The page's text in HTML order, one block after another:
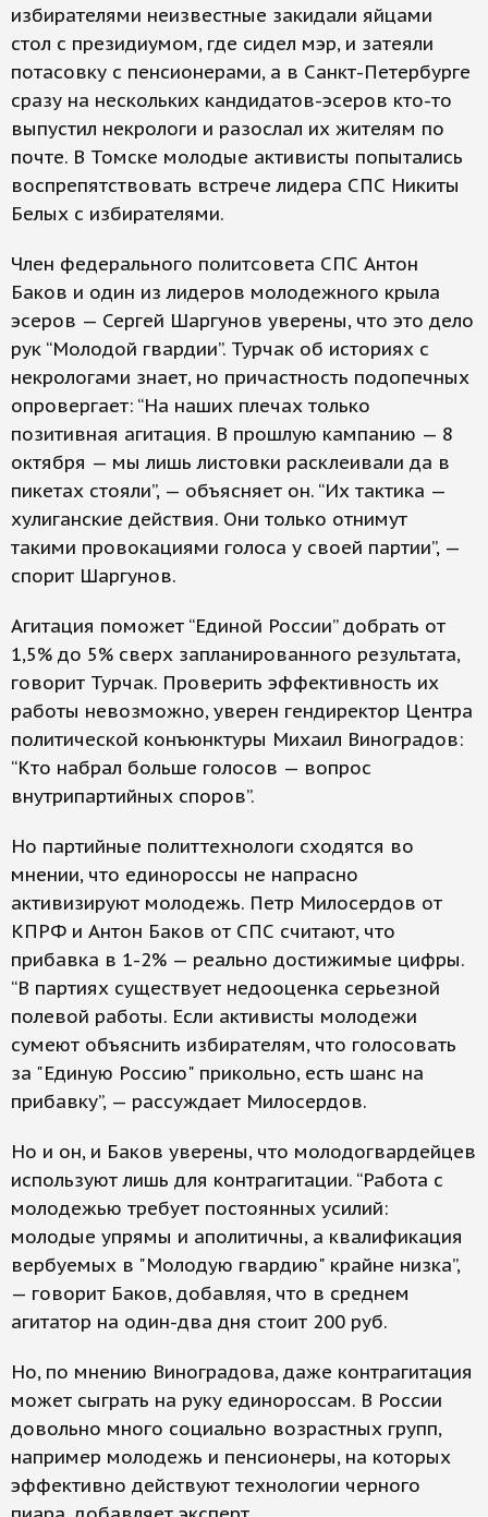
избирателями неизвестные закидали яйцами
стол с президиумом, где сидел мэр, и затеяли
потасовку с пенсионерами, а в Санкт-Петербурге
сразу на нескольких кандидатов-эсеров кто-то
выпустил некрологи и разослал их жителям по
почте. В Томске молодые активисты попытались
воспрепятствовать встрече лидера СПС Никиты
Белых с избирателями.
Член федерального политсовета СПС Антон
Баков и один из лидеров молодежного крыла
эсеров — Сергей Шаргунов уверены, что это дело
рук “Молодой гвардии”. Турчак об историях с
некрологами знает, но причастность подопечных
опровергает: “На наших плечах только
позитивная агитация. В прошлую кампанию — 8
октября — мы лишь листовки расклеивали да в
пикетах стояли”, — объясняет он. “Их тактика —
хулиганские действия. Они только отнимут
такими провокациями голоса у своей партии”, —
спорит Шаргунов.
Агитация поможет “Единой России” добрать от
1,5% до 5% сверх запланированного результата,
говорит Турчак. Проверить эффективность их
работы невозможно, уверен гендиректор Центра
политической конъюнктуры Михаил Виноградов:
“Кто набрал больше голосов — вопрос
внутрипартийных споров”.
Но партийные политтехнологи сходятся во
мнении, что единороссы не напрасно
активизируют молодежь. Петр Милосердов от
КПРФ и Антон Баков от СПС считают, что
прибавка в 1-2% — реально достижимые цифры.
“В партиях существует недооценка серьезной
полевой работы. Если активисты молодежи
сумеют объяснить избирателям, что голосовать
за "Единую Россию" прикольно, есть шанс на
прибавку”, — рассуждает Милосердов.
Но и он, и Баков уверены, что молодогвардейцев
используют лишь для контрагитации. “Работа с
молодежью требует постоянных усилий:
молодые упрямы и аполитичны, а квалификация
вербуемых в "Молодую гвардию" крайне низка”,
— говорит Баков, добавляя, что в среднем
агитатор на один-два дня стоит 200 руб.
Но, по мнению Виноградова, даже контрагитация
может сыграть на руку единороссам. В России
довольно много социально возрастных групп,
например молодежь и пенсионеры, на которых
эффективно действуют технологии черного